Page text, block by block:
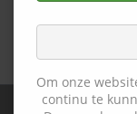
Om onze
continu te